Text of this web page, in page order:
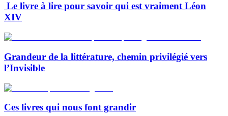
Le livre à lire pour savoir qui est vraiment Léon
XIV
Grandeur de la littérature, chemin privilégié vers
l’Invisible
Ces livres qui nous font grandir